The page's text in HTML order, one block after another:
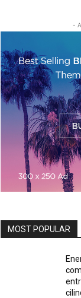
-
MOST POPULAR